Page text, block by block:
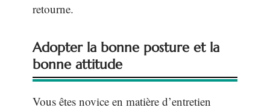
retourne.
Adopter la bonne posture et la
bonne attitude
Vous êtes novice en matière d’entretien